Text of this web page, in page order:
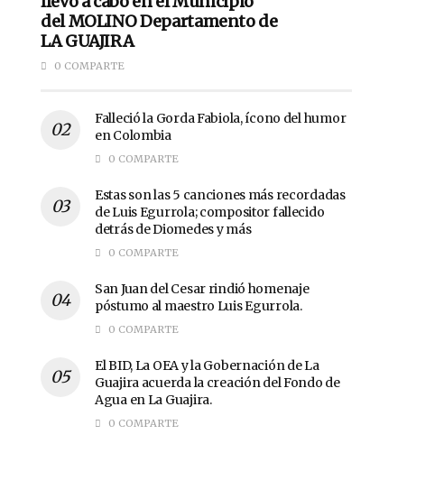
del MOLINO Departamento de
LA GUAJIRA
0 COMPARTE
Falleció la Gorda Fabiola, ícono del humor
en Colombia
0 COMPARTE
Estas son las 5 canciones más recordadas
de Luis Egurrola; compositor fallecido
detrás de Diomedes y más
0 COMPARTE
San Juan del Cesar rindió homenaje
póstumo al maestro Luis Egurrola.
0 COMPARTE
El BID, La OEA y la Gobernación de La
Guajira acuerda la creación del Fondo de
Agua en La Guajira.
0 COMPARTE